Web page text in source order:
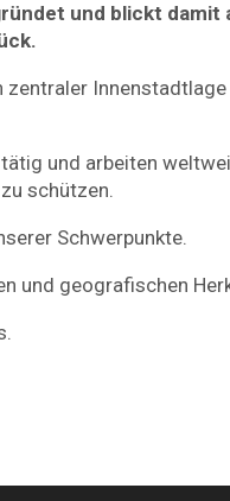
und blickt damit
Innenstadtlage
und arbeiten
schützen.
Schwerpunkte.
und geografischen